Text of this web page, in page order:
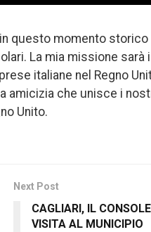
questo momento
La mia missione sarà
italiane nel Regno
che unisce i
Unito.
Next Post
CAGLIARI, IL
VISITA AL MUNICIPIO